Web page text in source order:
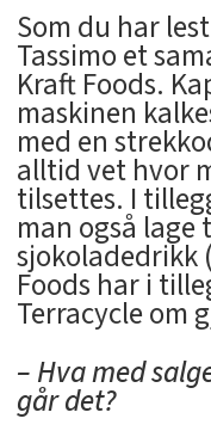
Som du har
Tassimo et
Kraft Foods.
maskinen
med en
alltid vet hvor
tilsettes. I
man også lage
sjokoladedrikk
Foods har i
Terracycle om
– Hva med
går det?